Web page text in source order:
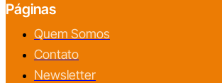
Páginas
Quem Somos
Contato
Newsletter